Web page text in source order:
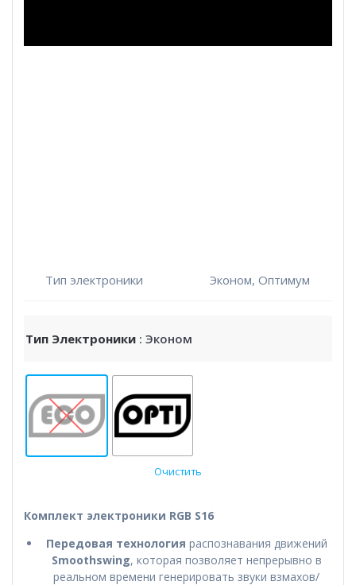
Тип электроники Эконом, Оптимум
Тип Электроники : Эконом
Очистить
Комплект электроники RGB S16
Передовая технология распознавания движений
Smoothswing, которая позволяет непрерывно в
реальном времени генерировать звуки взмахов/